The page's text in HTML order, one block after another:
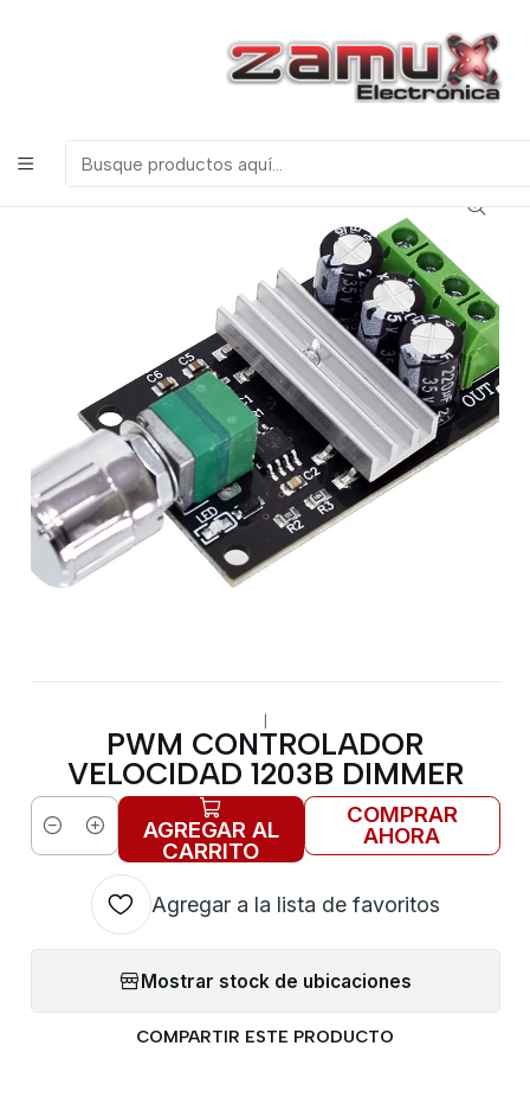
ELECTRONICOS, ROBOTICA & TECNOLOGIA
Productos Arduino
Módulos
PWM CONTROLADOR VELOCIDAD 1203B DIMMER
|
PWM CONTROLADOR
VELOCIDAD 1203B DIMMER
Cantidad AGREGAR AL
CARRITO
COMPRAR
AHORA
Agregar a la lista de favoritos
Mostrar stock de ubicaciones
COMPARTIR ESTE PRODUCTO